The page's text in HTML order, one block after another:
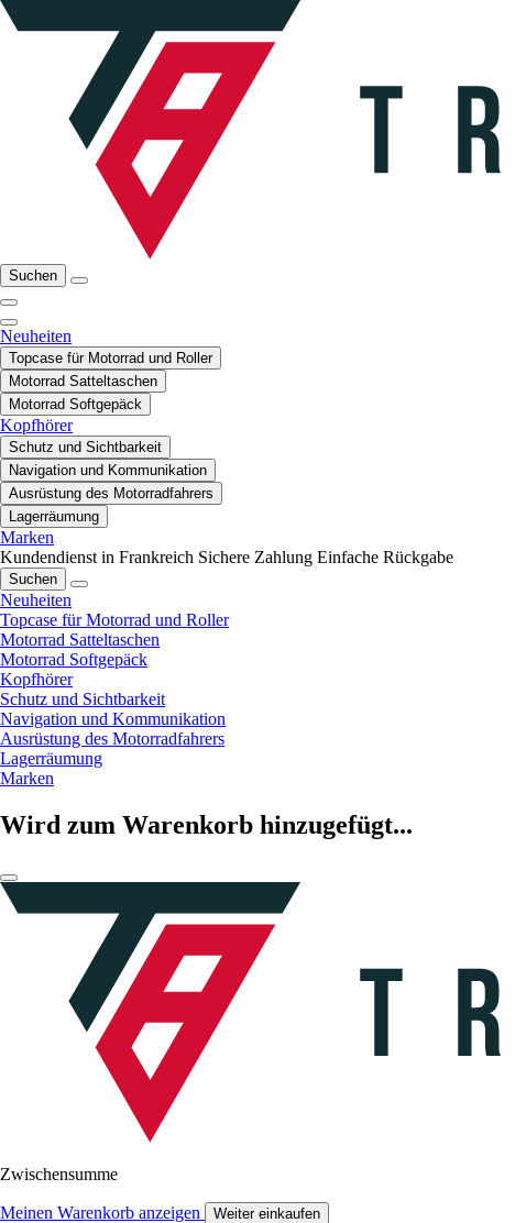
Suchen
Neuheiten
Topcase für Motorrad und Roller
Motorrad Satteltaschen
Motorrad Softgepäck
Kopfhörer
Schutz und Sichtbarkeit
Navigation und Kommunikation
Ausrüstung des Motorradfahrers
Lagerräumung
Marken
Kundendienst in Frankreich Sichere Zahlung Einfache Rückgabe
Suchen
Neuheiten
Topcase für Motorrad und Roller
Motorrad Satteltaschen
Motorrad Softgepäck
Kopfhörer
Schutz und Sichtbarkeit
Navigation und Kommunikation
Ausrüstung des Motorradfahrers
Lagerräumung
Marken
Wird zum Warenkorb hinzugefügt...
Zwischensumme
Meinen Warenkorb anzeigen Weiter einkaufen